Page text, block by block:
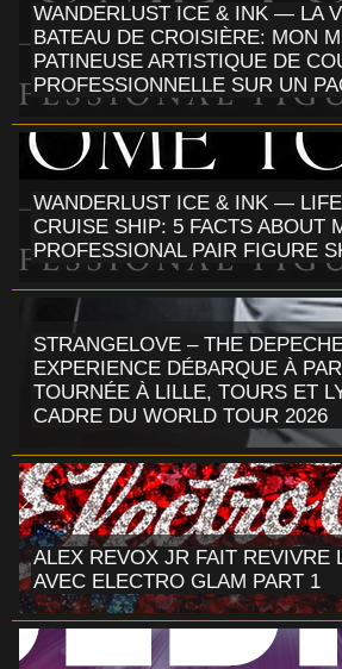
WANDERLUST ICE & INK — LA
BATEAU DE CROISIÈRE: MON
PATINEUSE ARTISTIQUE DE
PROFESSIONNELLE SUR UN
WANDERLUST ICE & INK —
CRUISE SHIP: 5 FACTS ABOUT
PROFESSIONAL PAIR FIGURE
STRANGELOVE – THE
EXPERIENCE DÉBARQUE À
TOURNÉE À LILLE, TOURS ET
CADRE DU WORLD TOUR 2026
ALEX REVOX JR FAIT REVIVRE
AVEC ELECTRO GLAM PART 1